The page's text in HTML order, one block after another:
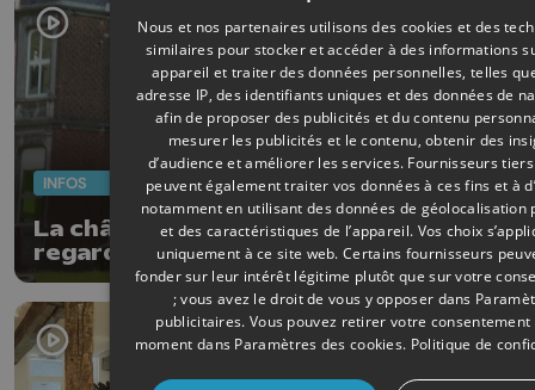
INFOS 09/06/2026
La châtaigneraie : Construire le
regard, archives inédites et
photographies contemporaines
Nous et nos partenaires utilisons des cookies et des
similaires pour stocker et accéder à des informations
appareil et traiter des données personnelles, telles
adresse IP, des identifiants uniques et des données de
afin de proposer des publicités et du contenu
mesurer les publicités et le contenu, obtenir des
d’audience et améliorer les services. Fournisseurs
peuvent également traiter vos données à ces fins et à
notamment en utilisant des données de géolocalisation
et des caractéristiques de l’appareil. Vos choix
uniquement à ce site web. Certains fournisseurs
fonder sur leur intérêt légitime plutôt que sur votre
; vous avez le droit de vous y opposer dans
publicitaires. Vous pouvez retirer votre
moment dans Paramètres des cookies. Politique de